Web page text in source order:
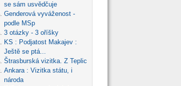
se sám usvědčuje
Genderová vyváženost -
podle MSp
3 otázky - 3 oříšky
KS : Podjatost Makajev :
Ještě se ptá...
Štrasburská vizitka. Z Teplic
Ankara : Vizitka státu, i
národa